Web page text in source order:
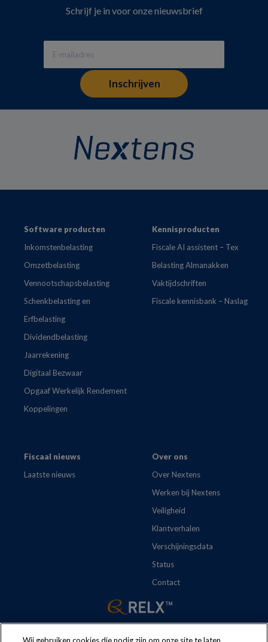
Schrijf je in voor onze nieuwsbrief
FooterSoftware producten
Inkomstenbelasting
Omzetbelasting
Vennootschapsbelasting
Schenkbelasting en
Erfbelasting
Dividendbelasting
Jaarrekening
Digitaal Bezwaar
Opgaaf Werkelijk Rendement
Koppelingen
Kennisproducten
Fiscale AI assistent – Tex
Belasting Almanakken
Vaktijdschriften
Fiscale kennisbank – Naslag
Fiscaal nieuws
Laatste nieuws
Over ons
Over Nextens
Werken bij Nextens
Veiligheid
Klantverhalen
Verschijningsdata
Status
Contact